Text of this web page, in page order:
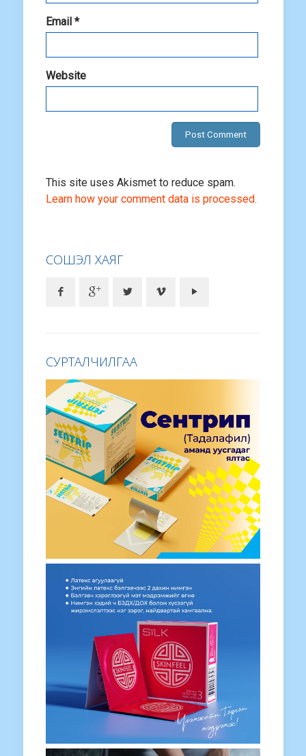
Email *
Website
This site uses Akismet to reduce spam.
Learn how your comment data is processed.
СОШЭЛ ХАЯГ
СУРТАЛЧИЛГАА